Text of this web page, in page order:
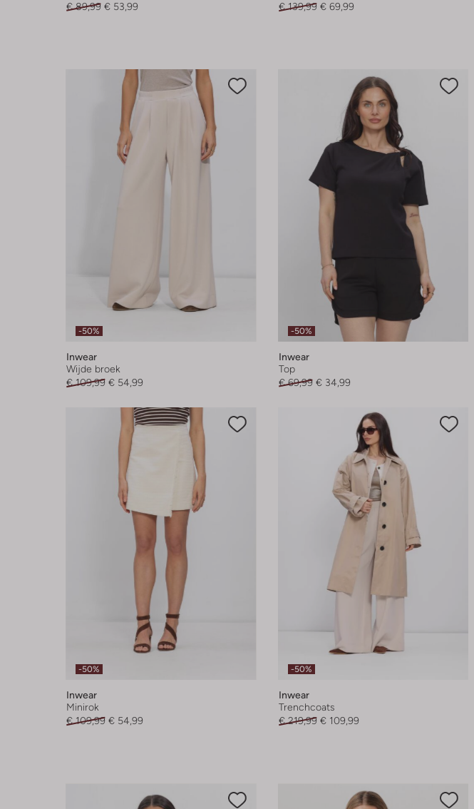
€ 89,99 € 53,99
€ 139,99 € 69,99
-50%
Inwear
Wijde broek
€ 109,99 € 54,99
-50%
Inwear
Top
€ 69,99 € 34,99
-50%
Inwear
Minirok
€ 109,99 € 54,99
-50%
Inwear
Trenchcoats
€ 219,99 € 109,99